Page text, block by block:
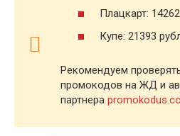
Плацкарт:
Купе: 21393
Рекомендуем
промокодов на ЖД и
партнера